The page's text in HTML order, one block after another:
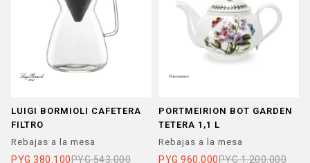
LUIGI BORMIOLI CAFETERA
FILTRO
Rebajas a la mesa
PYG 380.100PYG 543.000
PORTMEIRION BOT GARDEN
TETERA 1,1 L
Rebajas a la mesa
PYG 960.000PYG 1.200.000